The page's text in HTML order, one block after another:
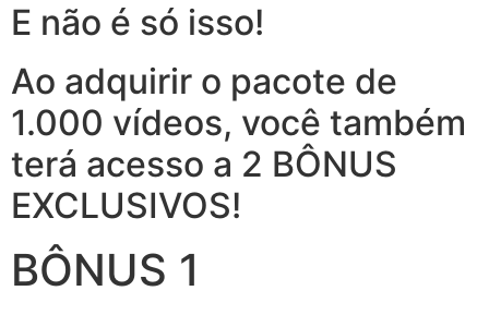
E não é só isso!
Ao adquirir o pacote de
1.000 vídeos, você também
terá acesso a 2 BÔNUS
EXCLUSIVOS!
BÔNUS 1